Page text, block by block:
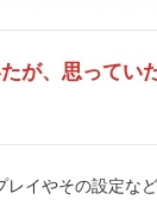
が、思ってい
レイやその設定な